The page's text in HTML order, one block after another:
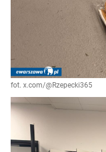
fot. x.com/@Rzepecki365